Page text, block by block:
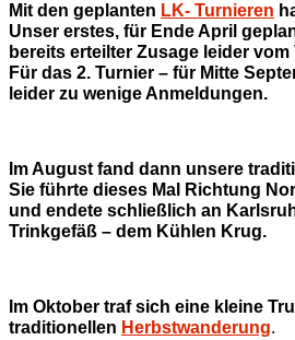
Mit den geplanten LK- Turnieren
Unser erstes, für Ende April
bereits erteilter Zusage leider
Für das 2. Turnier – für Mitte
leider zu wenige Anmeldungen.
Im August fand dann unsere
Sie führte dieses Mal Richtung
und endete schließlich an
Trinkgefäß – dem Kühlen Krug.
Im Oktober traf sich eine kleine
traditionellen Herbstwanderung.